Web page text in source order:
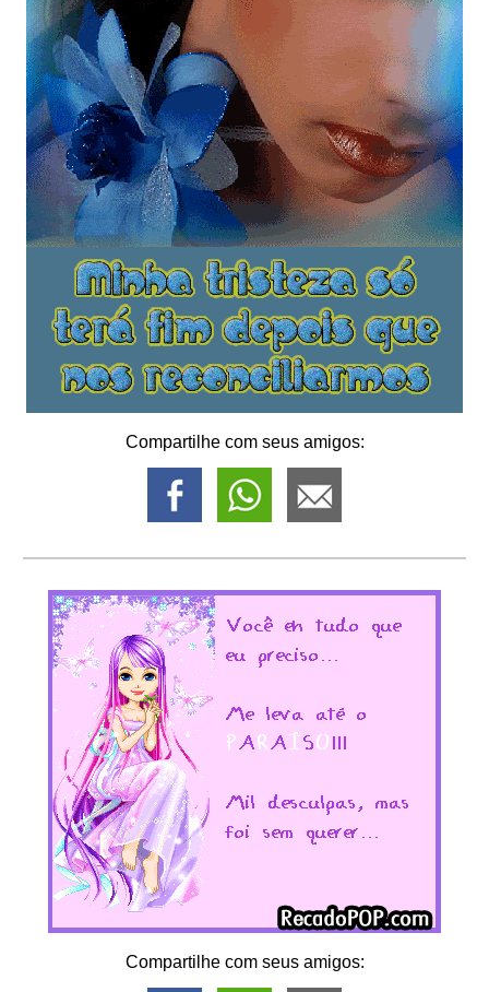
Compartilhe com seus amigos:
Compartilhe com seus amigos: